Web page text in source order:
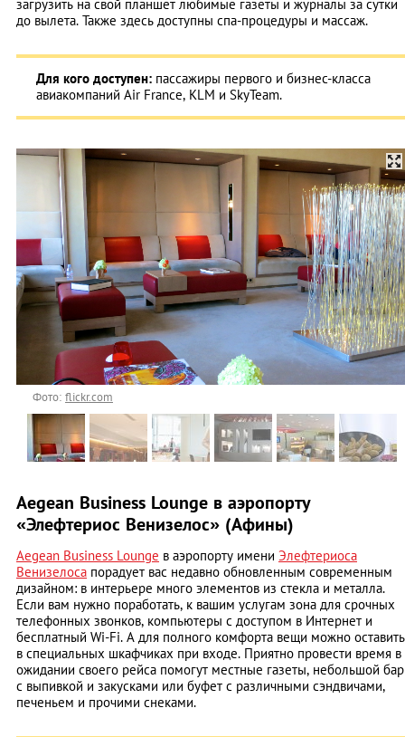
загрузить на свой планшет любимые газеты и журналы за сутки
до вылета. Также здесь доступны спа-процедуры и массаж.
Для кого доступен: пассажиры первого и бизнес-класса
авиакомпаний Air France, KLM и SkyTeam.
Фото:flickr.com
Aegean Business Lounge в аэропорту
«Элефтериос Венизелос» (Афины)
Aegean Business Lounge в аэропорту имени Элефтериоса
Венизелоса порадует вас недавно обновленным современным
дизайном: в интерьере много элементов из стекла и металла.
Если вам нужно поработать, к вашим услугам зона для срочных
телефонных звонков, компьютеры с доступом в Интернет и
бесплатный Wi-Fi. А для полного комфорта вещи можно оставить
в специальных шкафчиках при входе. Приятно провести время в
ожидании своего рейса помогут местные газеты, небольшой бар
с выпивкой и закусками или буфет с различными сэндвичами,
печеньем и прочими снеками.